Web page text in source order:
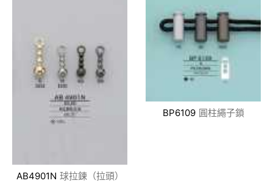
AB4901N 球拉鍊（拉頭）
BP6109 圓柱繩子鎖